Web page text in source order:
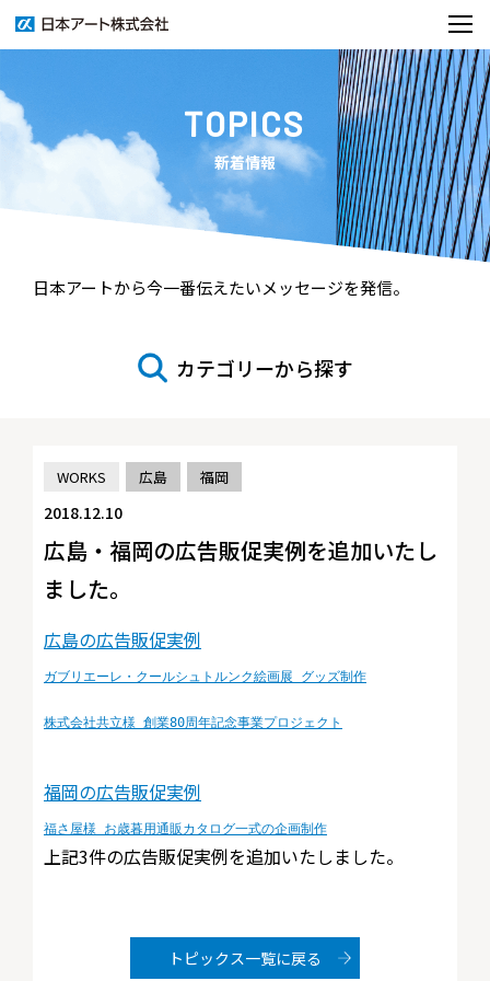
TOPICS
新着情報
日本アートから今一番伝えたいメッセージを発信。
カテゴリーから探す
WORKS 広島 福岡
2018.12.10
広島・福岡の広告販促実例を追加いたし
ました。
広島の広告販促実例
ガブリエーレ・クールシュトルンク絵画展 グッズ制作
株式会社共立様 創業80周年記念事業プロジェクト
福岡の広告販促実例
福さ屋様 お歳暮用通販カタログ一式の企画制作
上記3件の広告販促実例を追加いたしました。
トピックス一覧に戻る